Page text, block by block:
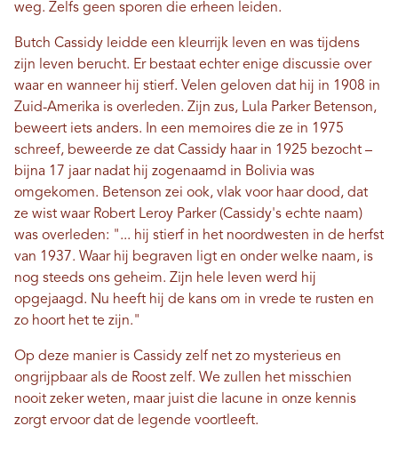
weg. Zelfs geen sporen die erheen leiden.
Butch Cassidy leidde een kleurrijk leven en was tijdens
zijn leven berucht. Er bestaat echter enige discussie over
waar en wanneer hij stierf. Velen geloven dat hij in 1908 in
Zuid-Amerika is overleden. Zijn zus, Lula Parker Betenson,
beweert iets anders. In een memoires die ze in 1975
schreef, beweerde ze dat Cassidy haar in 1925 bezocht –
bijna 17 jaar nadat hij zogenaamd in Bolivia was
omgekomen. Betenson zei ook, vlak voor haar dood, dat
ze wist waar Robert Leroy Parker (Cassidy's echte naam)
was overleden: "... hij stierf in het noordwesten in de herfst
van 1937. Waar hij begraven ligt en onder welke naam, is
nog steeds ons geheim. Zijn hele leven werd hij
opgejaagd. Nu heeft hij de kans om in vrede te rusten en
zo hoort het te zijn."
Op deze manier is Cassidy zelf net zo mysterieus en
ongrijpbaar als de Roost zelf. We zullen het misschien
nooit zeker weten, maar juist die lacune in onze kennis
zorgt ervoor dat de legende voortleeft.